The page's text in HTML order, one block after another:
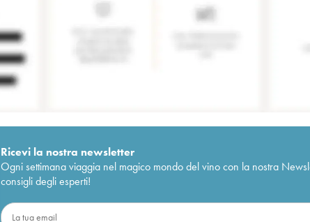
Ricevi la nostra newsletter
Ogni settimana viaggia nel magico mondo del vino con la nostra
consigli degli esperti!